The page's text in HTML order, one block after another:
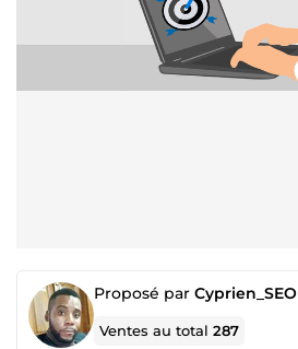
Proposé par Cyprien_SEO
Ventes au total287